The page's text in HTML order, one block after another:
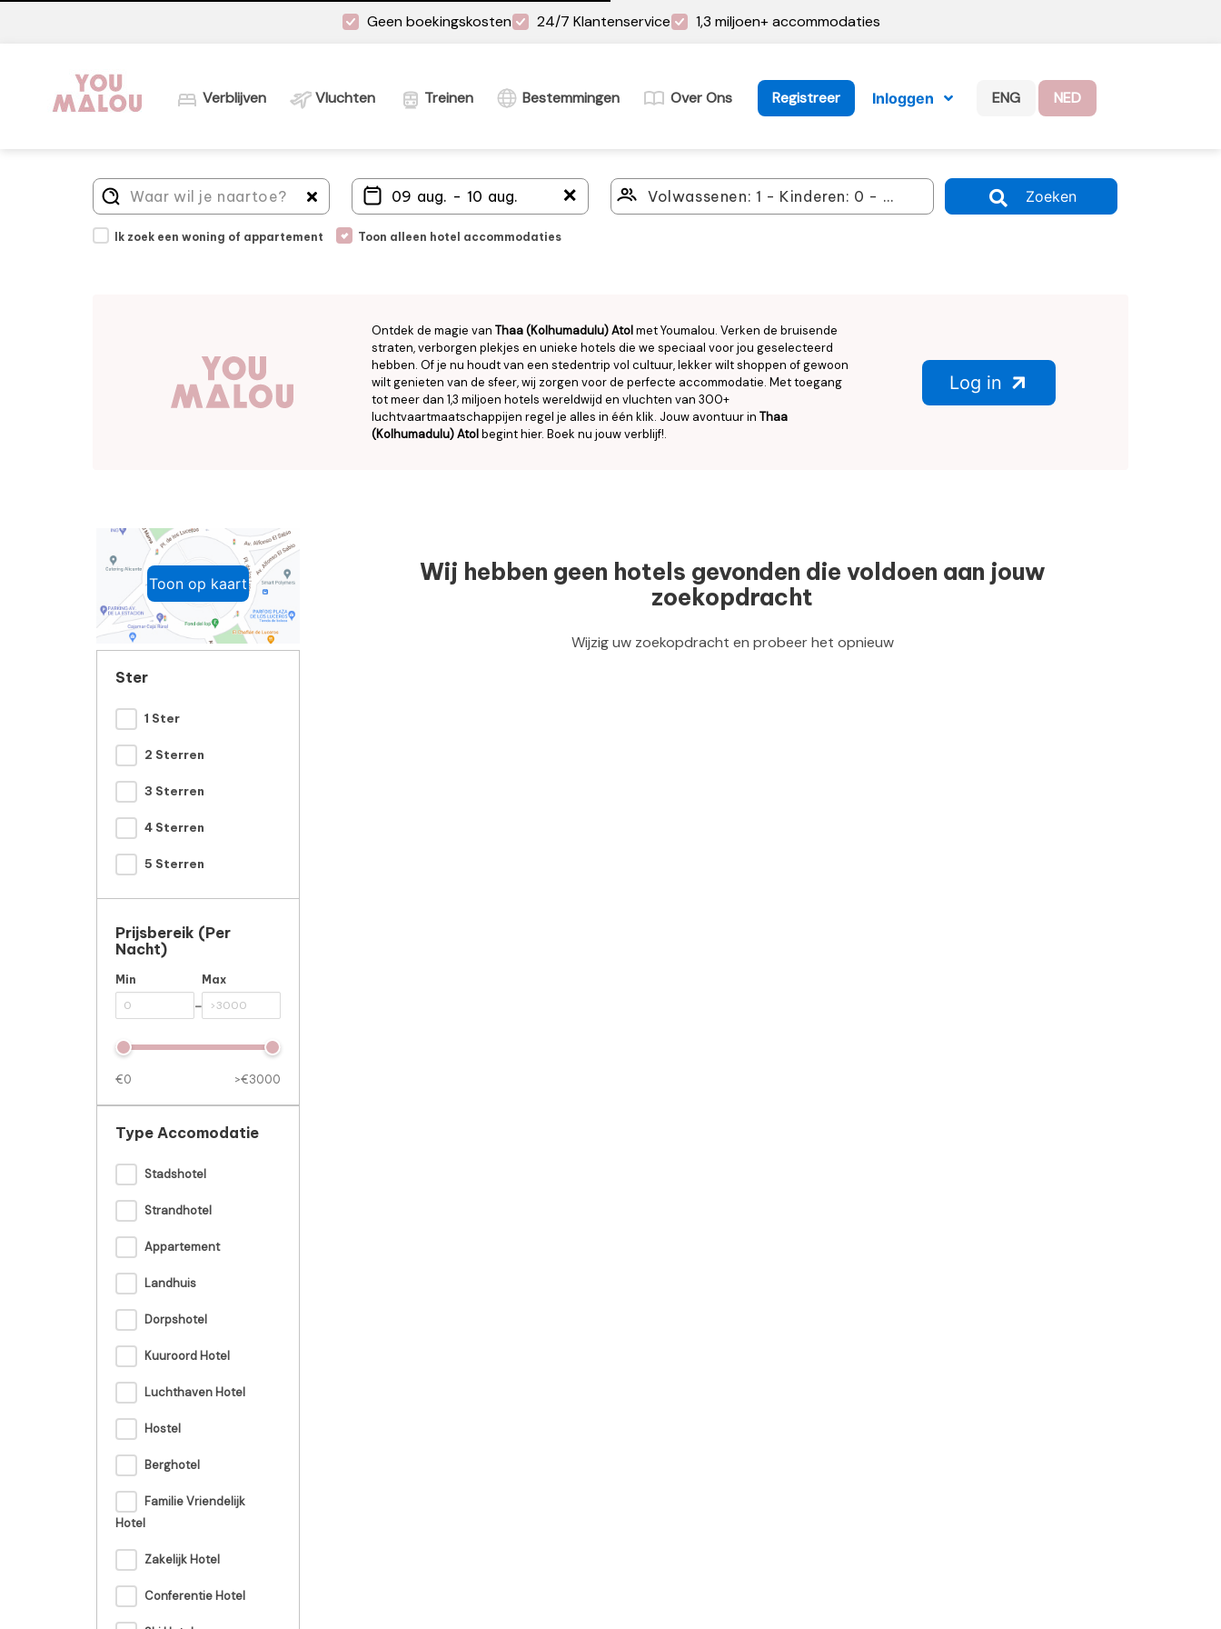
Geen boekingskosten 24/7 Klantenservice 1,3 miljoen+ accommodaties
Verblijven Vluchten Treinen Bestemmingen Over Ons Registreer Inloggen ENG NED
＋ Zoeken
Ik zoek een woning of appartement Toon alleen hotel accommodaties
Ontdek de magie van Thaa (Kolhumadulu) Atolmet Youmalou. Verken de bruisende
straten, verborgen plekjes en unieke hotels die we speciaal voor jou geselecteerd
hebben. Of je nu houdt van een stedentrip vol cultuur, lekker wilt shoppen of gewoon
wilt genieten van de sfeer, wij zorgen voor de perfecte accommodatie. Met toegang
tot meer dan 1,3 miljoen hotels wereldwijd en vluchten van 300+
luchtvaartmaatschappijen regel je alles in één klik. Jouw avontuur in Thaa
(Kolhumadulu) Atolbegint hier. Boek nu jouw verblijf!.
Log in
Wij hebben geen hotels gevonden die voldoen aan jouw
zoekopdracht
Wijzig uw zoekopdracht en probeer het opnieuw
Toon op kaart
Ster
1 Ster
2 Sterren
3 Sterren
4 Sterren
5 Sterren
Prijsbereik (per
Nacht)
Min
-
Max
€0 >€3000
Type Accomodatie
Stadshotel
Strandhotel
Appartement
Landhuis
Dorpshotel
Kuuroord Hotel
Luchthaven Hotel
Hostel
Berghotel
Familie Vriendelijk
Hotel
Zakelijk Hotel
Conferentie Hotel